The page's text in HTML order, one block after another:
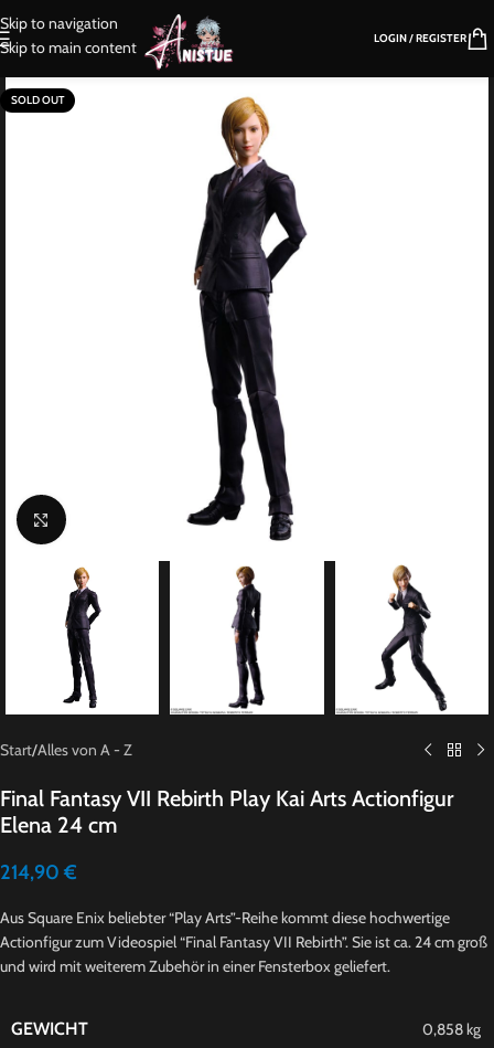
Skip to navigation
Skip to main content
LOGIN / REGISTER
SOLD OUT
Click to enlarge
Start/Alles von A - Z
Final Fantasy VII Rebirth Play Kai Arts Actionfigur
Elena 24 cm
214,90 €
Aus Square Enix beliebter “Play Arts”-Reihe kommt diese hochwertige
Actionfigur zum Videospiel “Final Fantasy VII Rebirth”. Sie ist ca. 24 cm groß
und wird mit weiterem Zubehör in einer Fensterbox geliefert.
GEWICHT 0,858 kg